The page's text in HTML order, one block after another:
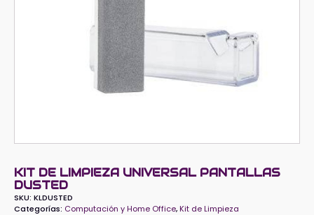
KIT DE LIMPIEZA UNIVERSAL PANTALLAS
DUSTED
SKU: KLDUSTED
Categorías: Computación y Home Office, Kit de Limpieza